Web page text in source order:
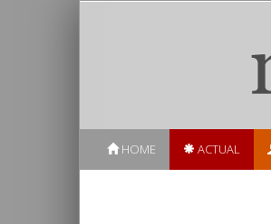
HOME ACTUAL